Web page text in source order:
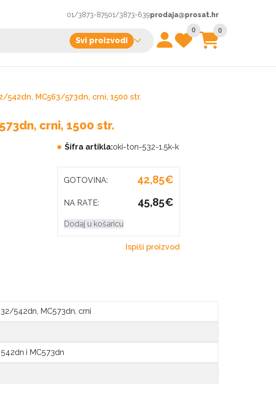
01/3873-87501/3873-639prodaja@prosat.hr
Svi proizvodi
0 0
542dn, MC563/573dn, crni, 1500 str.
crni, 1500 str.
Šifra artikla:oki-ton-532-1.5k-k
GOTOVINA: 42,85€
NA RATE: 45,85€
Dodaj u košaricu
Ispiši proizvod
542dn, MC573dn, crni
i MC573dn